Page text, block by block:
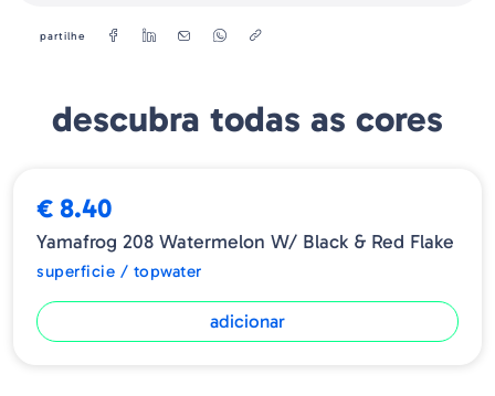
partilhe
descubra todas as cores
€ 8.40
Yamafrog 208 Watermelon W/ Black & Red Flake
superficie / topwater
adicionar